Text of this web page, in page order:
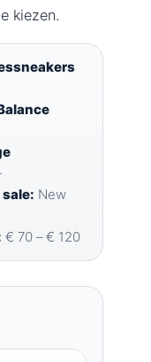
kiezen.
New
€ 70 – € 120